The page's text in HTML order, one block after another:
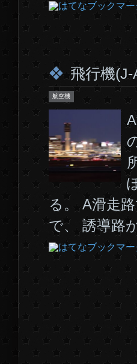
飛行機(J-
航空機
る。 A滑走
で、 誘導路